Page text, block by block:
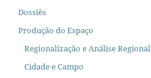
Dossiês
Produção do Espaço
Regionalização e Análise Regional
Cidade e Campo